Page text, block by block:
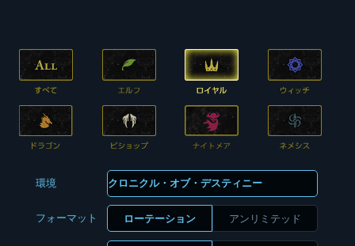
環境
フォーマット ローテーション アンリミテッド